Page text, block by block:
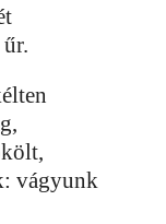
vágyunk